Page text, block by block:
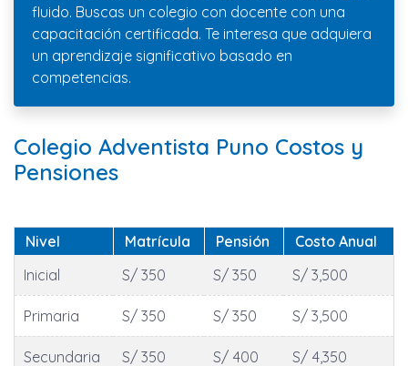
fluido. Buscas un colegio con docente con una
capacitación certificada. Te interesa que adquiera
un aprendizaje significativo basado en
competencias.
Colegio Adventista Puno Costos y
Pensiones
Nivel Matrícula Pensión
Costo Anual
Inicial
S/ 350 S/ 350 S/ 3,500
Primaria S/ 350 S/ 350 S/ 3,500
Secundaria S/ 350 S/ 400 S/ 4,350